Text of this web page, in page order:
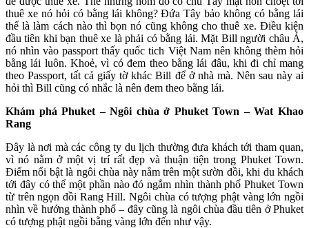
thuê xe nó hỏi có bằng lái không? Đứa Tây bảo không có bằng lái
thế là làm cách nào thì bọn nó cũng không cho thuê xe. Điều kiện
đầu tiên khi bạn thuê xe là phải có bằng lái. Mặt Bill người châu Á,
nó nhìn vào passport thấy quốc tich Việt Nam nên không thèm hỏi
bằng lái luôn. Khoẻ, vì có đem theo bằng lái đâu, khi đi chỉ mang
theo Passport, tất cả giấy tờ khác Bill để ở nhà mà. Nên sau này ai
hỏi thì Bill cũng có nhắc là nên đem theo bằng lái.
Khám phá Phuket – Ngôi chùa ở Phuket Town – Wat Khao
Rang
Đây là nơi mà các công ty du lịch thường đưa khách tới tham quan,
vì nó nằm ở một vị trí rất đẹp và thuận tiện trong Phuket Town.
Điểm nổi bật là ngôi chùa này nằm trên một sườn đồi, khi du khách
tới đây có thể một phần nào đó ngắm nhìn thành phố Phuket Town
từ trên ngọn đồi Rang Hill. Ngôi chùa có tượng phật vàng lớn ngồi
nhìn về hướng thành phố – đây cũng là ngôi chùa đầu tiên ở Phuket
có tượng phật ngồi bằng vàng lớn đến như vậy.